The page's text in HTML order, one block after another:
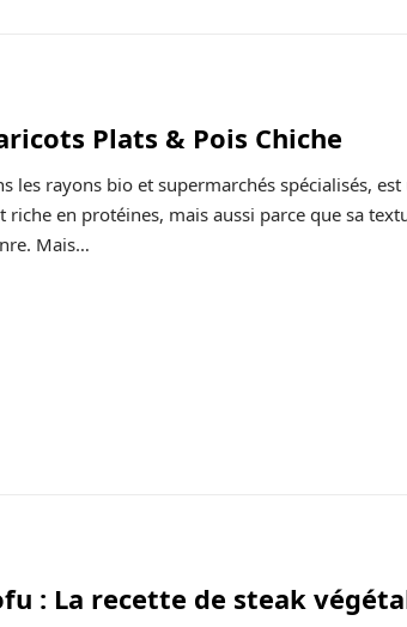
Plats & Pois Chiche
les rayons bio et supermarchés spécialisés,
riche en protéines, mais aussi parce que sa
Mais…
: La recette de steak